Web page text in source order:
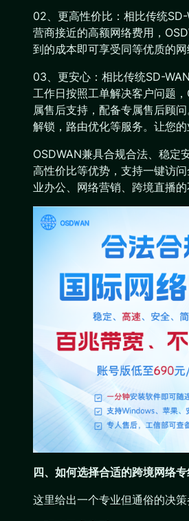
02、更高性价比：相比传统
营商接近的高额网络费用，
到的成本即可享受同等优质的网
03、更安心：相比传统SD-
工作日按照工单解决客户问题
属售后支持，配备专属售后顾
解锁，路由优化等服务。让您的
OSDWAN兼具合规合法、稳定
高性价比等优势，支持一键访
业办公、网络营销、跨境直播的
四、如何选择合适的跨境网络专
这里给出一个专业但通俗的决策